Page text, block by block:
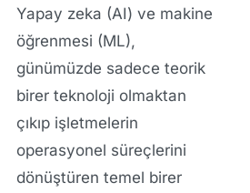
Yapay zeka (AI) ve makine
öğrenmesi (ML),
günümüzde sadece teorik
birer teknoloji olmaktan
çıkıp işletmelerin
operasyonel süreçlerini
dönüştüren temel birer